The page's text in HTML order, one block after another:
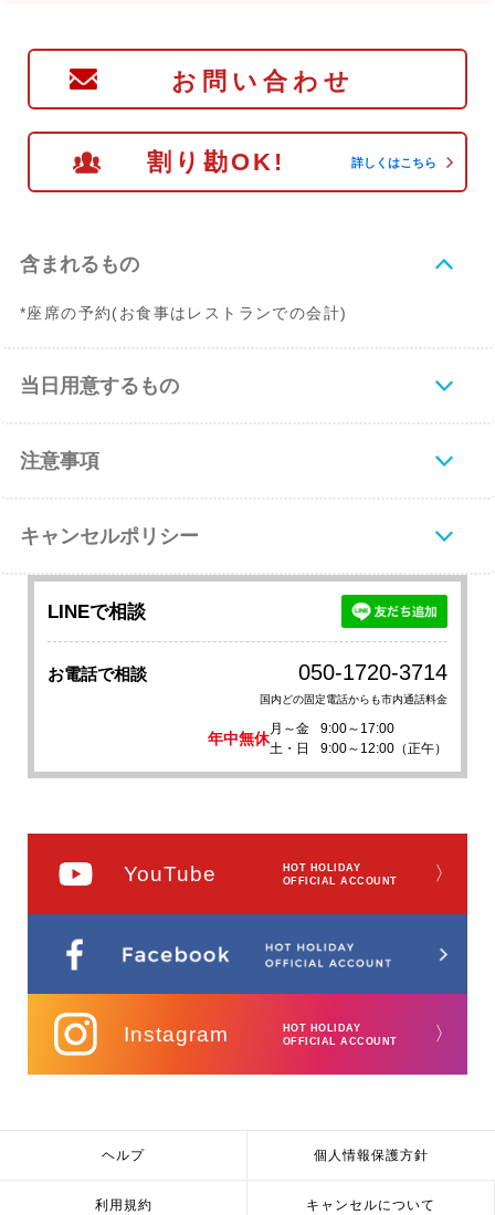
お問い合わせ
割り勘OK! 詳しくはこちら
含まれるもの
*座席の予約(お食事はレストランでの会計)
当日用意するもの
注意事項
キャンセルポリシー
LINEで相談
お電話で相談 050-1720-3714
国内どの固定電話からも市内通話料金
年中無休
月～金
9:00～17:00
土・日
9:00～12:00（正午）
YouTube
HOT HOLIDAY
OFFICIAL ACCOUNT
〉
Instagram
HOT HOLIDAY
OFFICIAL ACCOUNT
〉
ヘルプ 個人情報保護方針
利用規約 キャンセルについて